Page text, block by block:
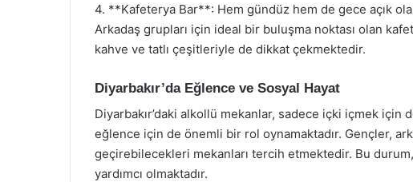
4. **Kafeterya Bar**: Hem gündüz hem de gece açık
Arkadaş grupları için ideal bir buluşma noktası olan
kahve ve tatlı çeşitleriyle de dikkat çekmektedir.
Diyarbakır’da Eğlence ve Sosyal Hayat
Diyarbakır’daki alkollü mekanlar, sadece içki içmek için
eğlence için de önemli bir rol oynamaktadır. Gençler,
geçirebilecekleri mekanları tercih etmektedir. Bu
yardımcı olmaktadır.